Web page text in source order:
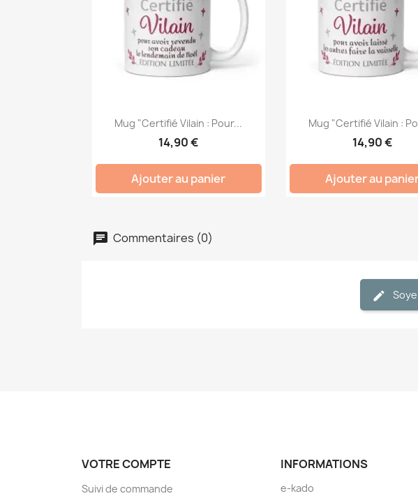
Mug "Certifié Vilain : Pour...
14,90 €
Ajouter au panier
Mug "Certifié Vilain :
14,90 €
Ajouter au
Commentaires (0)
VOTRE COMPTE
Suivi de commande
INFORMATIONS
e-kado